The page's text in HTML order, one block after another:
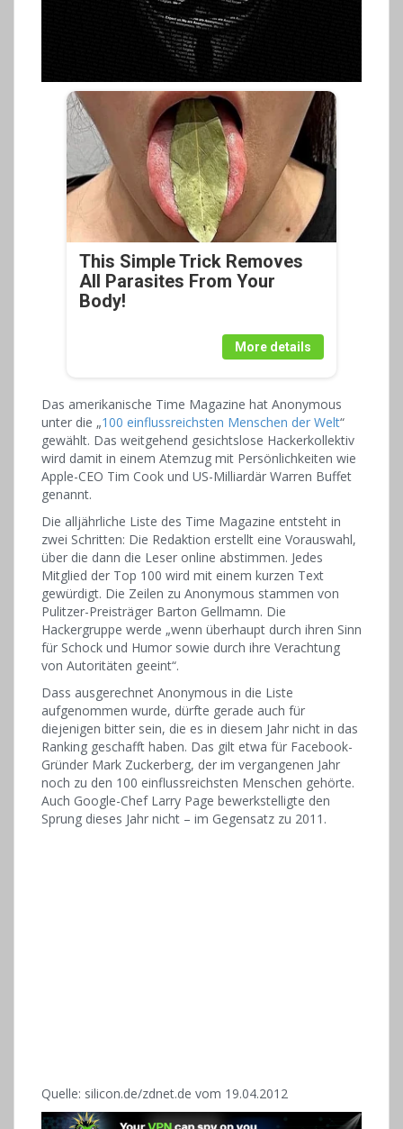
This Simple Trick Removes
All Parasites From Your
Body!
More details
Das amerikanische Time Magazine hat Anonymous
unter die „100 einflussreichsten Menschen der Welt“
gewählt. Das weitgehend gesichtslose Hackerkollektiv
wird damit in einem Atemzug mit Persönlichkeiten wie
Apple-CEO Tim Cook und US-Milliardär Warren Buffet
genannt.
Die alljährliche Liste des Time Magazine entsteht in
zwei Schritten: Die Redaktion erstellt eine Vorauswahl,
über die dann die Leser online abstimmen. Jedes
Mitglied der Top 100 wird mit einem kurzen Text
gewürdigt. Die Zeilen zu Anonymous stammen von
Pulitzer-Preisträger Barton Gellmamn. Die
Hackergruppe werde „wenn überhaupt durch ihren Sinn
für Schock und Humor sowie durch ihre Verachtung
von Autoritäten geeint“.
Dass ausgerechnet Anonymous in die Liste
aufgenommen wurde, dürfte gerade auch für
diejenigen bitter sein, die es in diesem Jahr nicht in das
Ranking geschafft haben. Das gilt etwa für Facebook-
Gründer Mark Zuckerberg, der im vergangenen Jahr
noch zu den 100 einflussreichsten Menschen gehörte.
Auch Google-Chef Larry Page bewerkstelligte den
Sprung dieses Jahr nicht – im Gegensatz zu 2011.
Quelle: silicon.de/zdnet.de vom 19.04.2012